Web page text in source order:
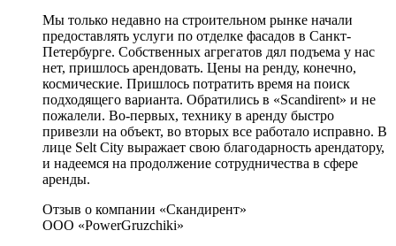
Мы только недавно на строительном рынке начали
предоставлять услуги по отделке фасадов в Санкт-
Петербурге. Собственных агрегатов дял подъема у нас
нет, пришлось арендовать. Цены на ренду, конечно,
космические. Пришлось потратить время на поиск
подходящего варианта. Обратились в «Scandirent» и не
пожалели. Во-первых, технику в аренду быстро
привезли на объект, во вторых все работало исправно. В
лице Selt City выражает свою благодарность арендатору,
и надеемся на продолжение сотрудничества в сфере
аренды.
Отзыв о компании «Скандирент»
ООО «PowerGruzchiki»